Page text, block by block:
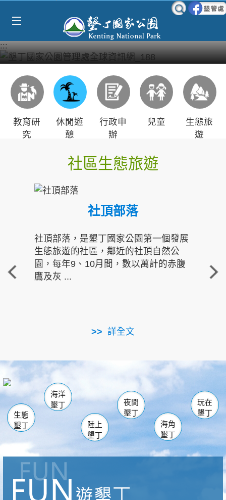
:::
教育研
究
休閒遊
憩
行政申
辦
兒童
生態旅
遊
社區生態旅遊
社頂部落
社頂部落，是墾丁國家公園第一個發展
生態旅遊的社區，鄰近的社頂自然公
園，每年9、10月間，數以萬計的赤腹
鷹及灰 ...
詳全文
重
走進
南仁湖
海生館
恆春 佳樂水
龍鑾潭自然中心 森林遊樂區
瓊麻館
關山 墾管處遊客中心
社頂公園 風吹沙
船帆石
白砂 龍磐公園
香蕉灣
砂島
鵝鑾鼻
生態
墾丁
海洋
墾丁
陸上
墾丁
夜間
墾丁
海角
墾丁
玩在
墾丁